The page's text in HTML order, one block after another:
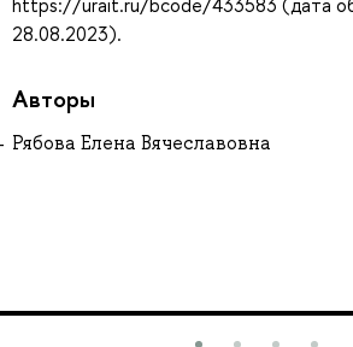
28.08.2023).
Авторы
Рябова Елена Вячеславовна